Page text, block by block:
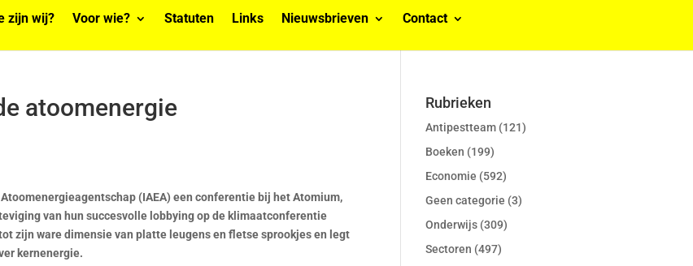
zijn wij? Voor wie? Statuten Links Nieuwsbrieven Contact
atoomenergie
(IAEA) een conferentie bij het Atomium,
van hun succesvolle lobbying op de klimaatconferentie
zijn ware dimensie van platte leugens en fletse sprookjes en legt
kernenergie.
Rubrieken
Antipestteam (121)
Boeken (199)
Economie (592)
Geen categorie (3)
Onderwijs (309)
Sectoren (497)